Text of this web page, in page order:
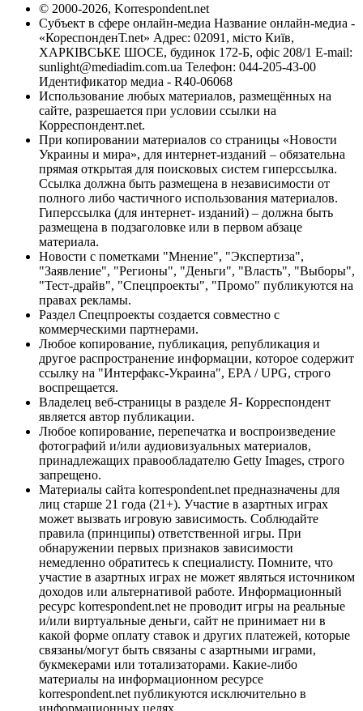
© 2000-2026, Korrespondent.net
Субъект в сфере онлайн-медиа Название онлайн-медиа -
«КореспонденТ.net» Адрес: 02091, місто Київ,
ХАРКІВСЬКЕ ШОСЕ, будинок 172-Б, офіс 208/1 E-mail:
sunlight@mediadim.com.ua Телефон: 044-205-43-00
Идентификатор медиа - R40-06068
Использование любых материалов, размещённых на
сайте, разрешается при условии ссылки на
Корреспондент.net.
При копировании материалов со страницы «Новости
Украины и мира», для интернет-изданий – обязательна
прямая открытая для поисковых систем гиперссылка.
Ссылка должна быть размещена в независимости от
полного либо частичного использования материалов.
Гиперссылка (для интернет- изданий) – должна быть
размещена в подзаголовке или в первом абзаце
материала.
Новости с пометками "Мнение", "Экспертиза",
"Заявление", "Регионы", "Деньги", "Власть", "Выборы",
"Тест-драйв", "Спецпроекты", "Промо" публикуются на
правах рекламы.
Раздел Спецпроекты создается совместно с
коммерческими партнерами.
Любое копирование, публикация, републикация и
другое распространение информации, которое содержит
ссылку на "Интерфакс-Украина", EPA / UPG, строго
воспрещается.
Владелец веб-страницы в разделе Я- Корреспондент
является автор публикации.
Любое копирование, перепечатка и воспроизведение
фотографий и/или аудиовизуальных материалов,
принадлежащих правообладателю Getty Images, строго
запрещено.
Материалы сайта korrespondent.net предназначены для
лиц старше 21 года (21+). Участие в азартных играх
может вызвать игровую зависимость. Соблюдайте
правила (принципы) ответственной игры. При
обнаружении первых признаков зависимости
немедленно обратитесь к специалисту. Помните, что
участие в азартных играх не может являться источником
доходов или альтернативой работе. Информационный
ресурс korrespondent.net не проводит игры на реальные
и/или виртуальные деньги, сайт не принимает ни в
какой форме оплату ставок и других платежей, которые
связаны/могут быть связаны с азартными играми,
букмекерами или тотализаторами. Какие-либо
материалы на информационном ресурсе
korrespondent.net публикуются исключительно в
информационных целях.